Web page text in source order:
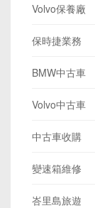
Volvo保養廠
保時捷業務
BMW中古車
Volvo中古車
中古車收購
變速箱維修
峇里島旅遊